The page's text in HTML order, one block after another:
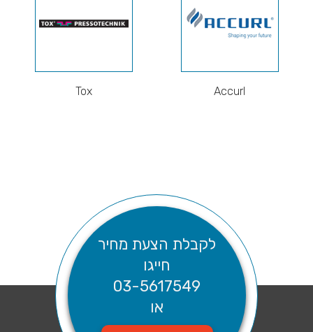
Accurl
Tox
לקבלת הצעת מחיר
חייגו
03-5617549
או